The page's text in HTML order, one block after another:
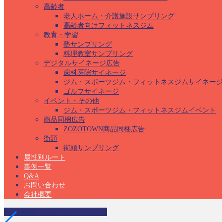
高齢者
老人ホーム・介護施設サンプリング
高齢者向けフィットネスジム
教育・学習
塾サンプリング
料理教室サンプリング
デジタルサイネージ広告
歯科医院サイネージ
ジム・スポーツジム・フィットネスジムサイネー
ゴルフサイネージ
イベント・その他
ジム・スポーツジム・フィットネスジムイベント
商品同梱広告
ZOZOTOWN商品同梱広告
街頭
街頭サンプリング
属性別ルート
事例一覧
Q&A
お問い合わせ
会社概要
高等学校・高校サンプリング